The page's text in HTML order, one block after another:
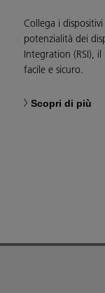
Collega i
potenzialità dei
Integration (RSI),
facile e sicuro.
Scopri di più